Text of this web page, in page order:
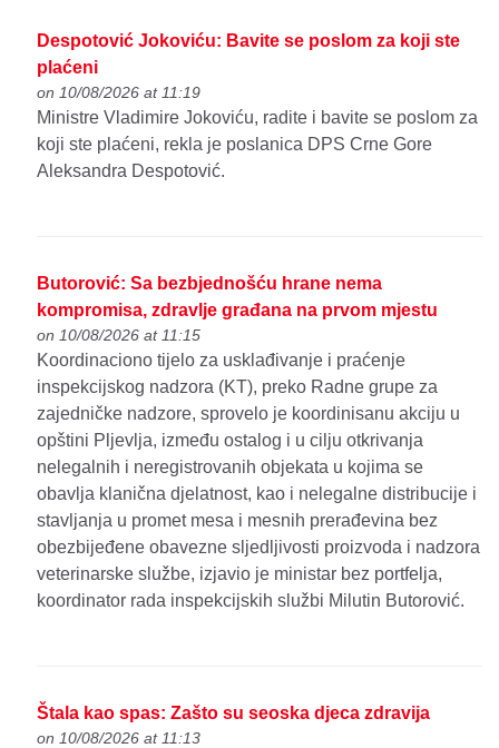
Despotović Jokoviću: Bavite se poslom za koji ste
plaćeni
on 10/08/2026 at 11:19
Ministre Vladimire Jokoviću, radite i bavite se poslom za
koji ste plaćeni, rekla je poslanica DPS Crne Gore
Aleksandra Despotović.
Butorović: Sa bezbjednošću hrane nema
kompromisa, zdravlje građana na prvom mjestu
on 10/08/2026 at 11:15
Koordinaciono tijelo za usklađivanje i praćenje
inspekcijskog nadzora (KT), preko Radne grupe za
zajedničke nadzore, sprovelo je koordinisanu akciju u
opštini Pljevlja, između ostalog i u cilju otkrivanja
nelegalnih i neregistrovanih objekata u kojima se
obavlja klanična djelatnost, kao i nelegalne distribucije i
stavljanja u promet mesa i mesnih prerađevina bez
obezbijeđene obavezne sljedljivosti proizvoda i nadzora
veterinarske službe, izjavio je ministar bez portfelja,
koordinator rada inspekcijskih službi Milutin Butorović.
Štala kao spas: Zašto su seoska djeca zdravija
on 10/08/2026 at 11:13